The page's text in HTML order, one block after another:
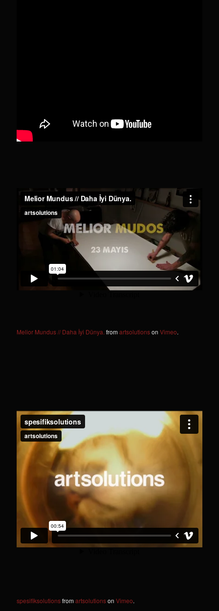
Melior Mundus // Daha İyi Dünya. fromartsolutionsonVimeo.
spesifiksolutionsfromartsolutionsonVimeo.